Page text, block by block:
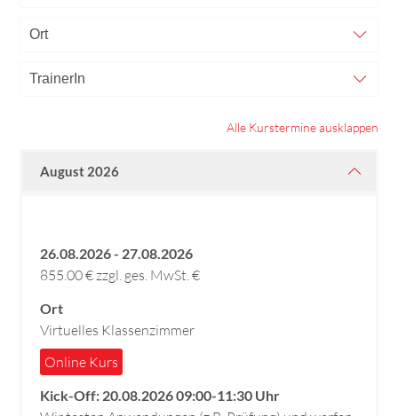
Alle Kurstermine ausklappen
August 2026
26.08.2026 - 27.08.2026
855.00 € zzgl. ges. MwSt. €
Ort
Virtuelles Klassenzimmer
Online Kurs
Kick-Off: 20.08.2026 09:00-11:30 Uhr